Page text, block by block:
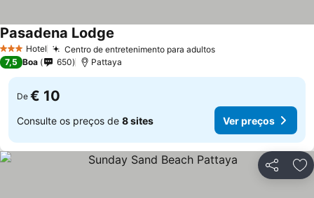
3 EstrelasHotel Centro de entretenimento para adultos
Pasadena Lodge
7,5 Boa 650 Pattaya
De € 10
Consulte os preços de 8 sites Ver preços
Partilhar